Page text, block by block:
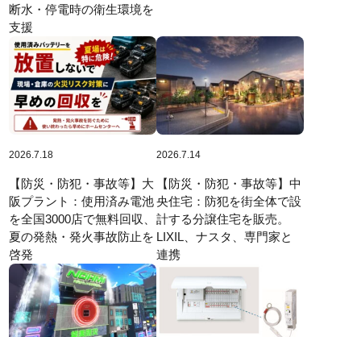
断水・停電時の衛生環境を
支援
2026.7.18
【防災・防犯・事故等】大
阪プラント：使用済み電池
を全国3000店で無料回収、
夏の発熱・発火事故防止を
啓発
2026.7.14
【防災・防犯・事故等】中
央住宅：防犯を街全体で設
計する分譲住宅を販売。
LIXIL、ナスタ、専門家と
連携